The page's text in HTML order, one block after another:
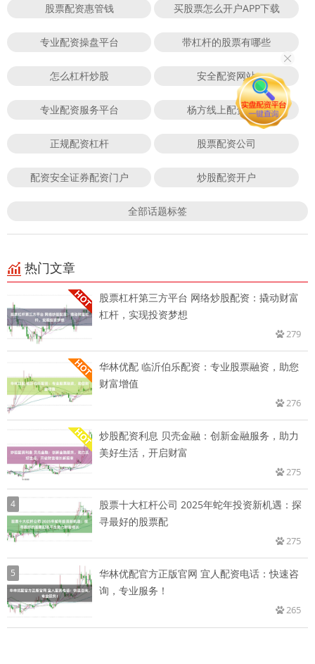
股票配资惠管钱 买股票怎么开户APP下载
专业配资操盘平台 带杠杆的股票有哪些
怎么杠杆炒股 安全配资网站
专业配资服务平台 杨方线上配资股票
正规配资杠杆 股票配资公司
配资安全证券配资门户 炒股配资开户
全部话题标签
热门文章
股票杠杆第三方平台 网络炒股配资：撬动财富
杠杆，实现投资梦想
279
华林优配 临沂伯乐配资：专业股票融资，助您
财富增值
276
炒股配资利息 贝壳金融：创新金融服务，助力
美好生活，开启财富
275
4
股票十大杠杆公司 2025年蛇年投资新机遇：探
寻最好的股票配
275
5
华林优配官方正版官网 宜人配资电话：快速咨
询，专业服务！
265